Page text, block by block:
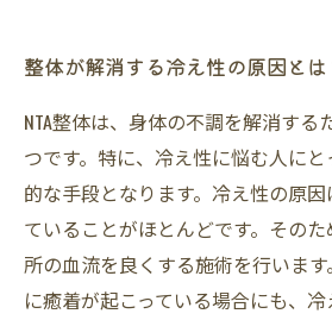
整体が解消する冷え性の原因とは
NTA整体は、身体の不調を解消する
つです。特に、冷え性に悩む人に
的な手段となります。冷え性の原
ていることがほとんどです。その
所の血流を良くする施術を行いま
に癒着が起こっている場合にも、